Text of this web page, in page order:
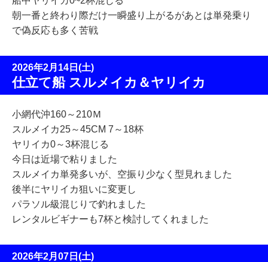
朝一番と終わり際だけ一瞬盛り上がるがあとは単発乗り
で偽反応も多く苦戦
2026年2月14日(土)
仕立て船 スルメイカ＆ヤリイカ
小網代沖160～210Ｍ
スルメイカ25～45CM 7～18杯
ヤリイカ0～3杯混じる
今日は近場で粘りました
スルメイカ単発多いが、空振り少なく型見れました
後半にヤリイカ狙いに変更し
パラソル級混じりで釣れました
レンタルビギナーも7杯と検討してくれました
2026年2月07日(土)